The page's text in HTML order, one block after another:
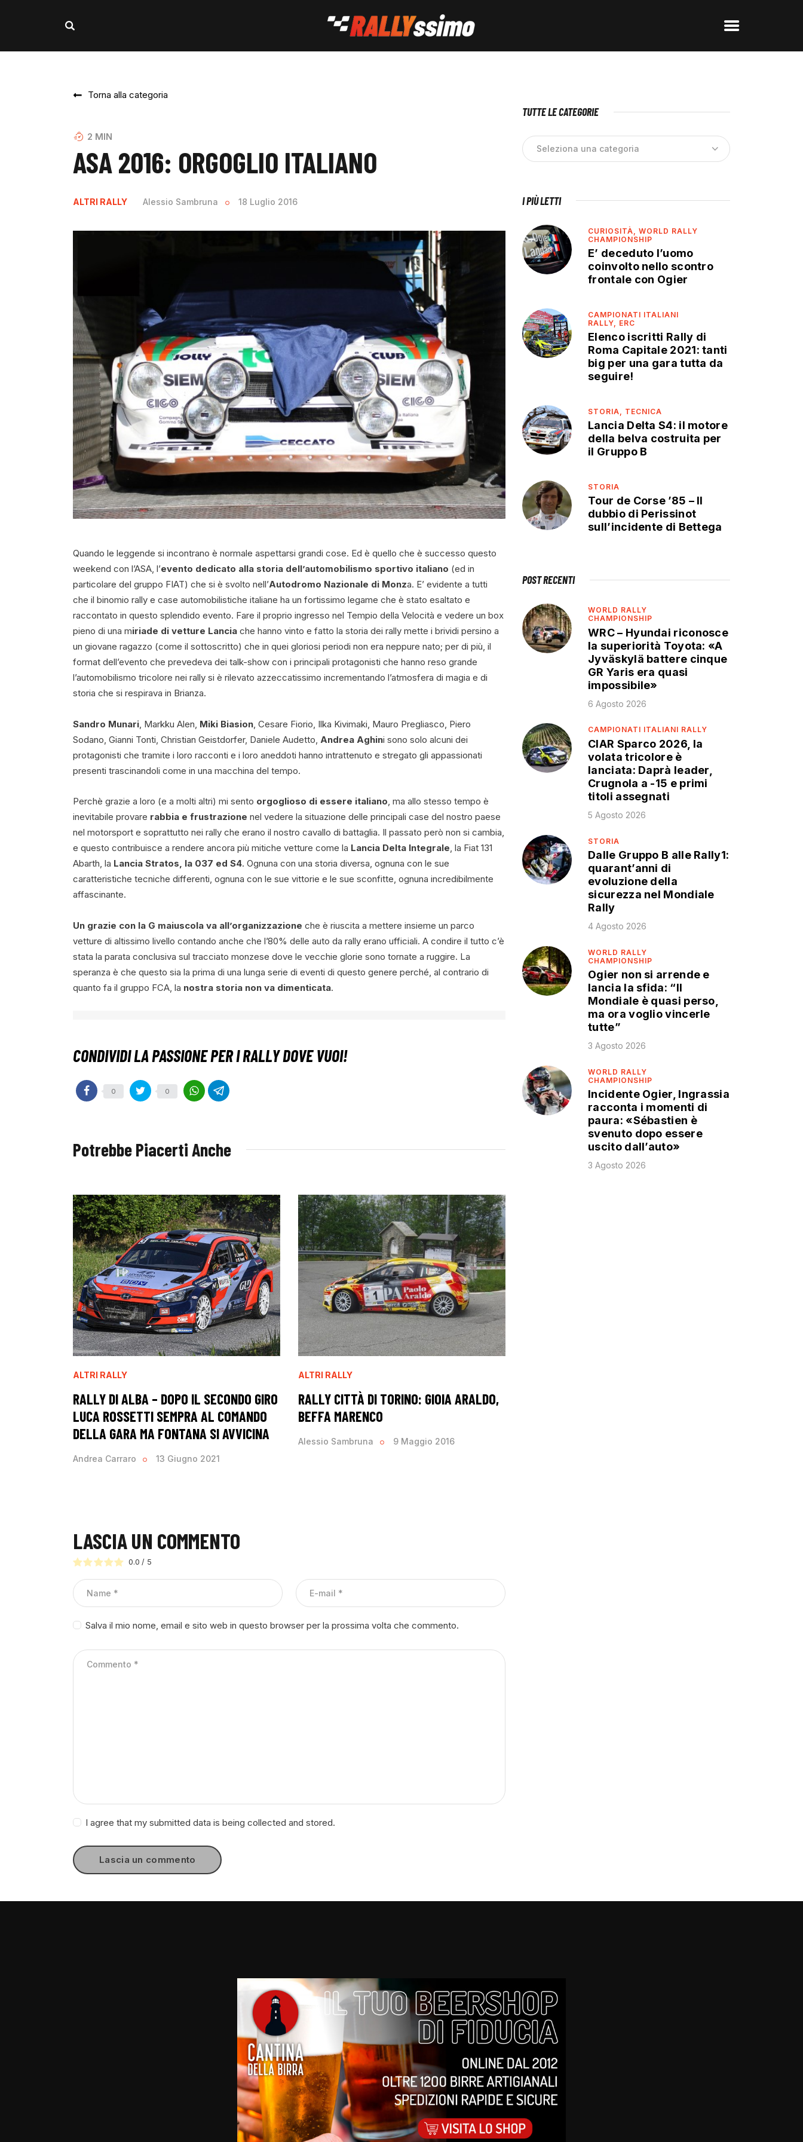
Torna alla categoria
2 MIN
ASA 2016: ORGOGLIO ITALIANO
ALTRI RALLY Alessio Sambruna 18 Luglio 2016
Quando le leggende si incontrano è normale aspettarsi grandi cose. Ed è quello che è successo questo
weekend con l’ASA, l’evento dedicato alla storia dell’automobilismo sportivo italiano (ed in
particolare del gruppo FIAT) che si è svolto nell’Autodromo Nazionale di Monza. E’ evidente a tutti
che il binomio rally e case automobilistiche italiane ha un fortissimo legame che è stato esaltato e
raccontato in questo splendido evento. Fare il proprio ingresso nel Tempio della Velocità e vedere un box
pieno di una miriade di vetture Lancia che hanno vinto e fatto la storia dei rally mette i brividi persino a
un giovane ragazzo (come il sottoscritto) che in quei gloriosi periodi non era neppure nato; per di più, il
format dell’evento che prevedeva dei talk-show con i principali protagonisti che hanno reso grande
l’automobilismo tricolore nei rally si è rilevato azzeccatissimo incrementando l’atmosfera di magia e di
storia che si respirava in Brianza.
Sandro Munari, Markku Alen, Miki Biasion, Cesare Fiorio, Ilka Kivimaki, Mauro Pregliasco, Piero
Sodano, Gianni Tonti, Christian Geistdorfer, Daniele Audetto, Andrea Aghini sono solo alcuni dei
protagonisti che tramite i loro racconti e i loro aneddoti hanno intrattenuto e stregato gli appassionati
presenti trascinandoli come in una macchina del tempo.
Perchè grazie a loro (e a molti altri) mi sento orgoglioso di essere italiano, ma allo stesso tempo è
inevitabile provare rabbia e frustrazione nel vedere la situazione delle principali case del nostro paese
nel motorsport e soprattutto nei rally che erano il nostro cavallo di battaglia. Il passato però non si cambia,
e questo contribuisce a rendere ancora più mitiche vetture come la Lancia Delta Integrale, la Fiat 131
Abarth, la Lancia Stratos, la 037 ed S4. Ognuna con una storia diversa, ognuna con le sue
caratteristiche tecniche differenti, ognuna con le sue vittorie e le sue sconfitte, ognuna incredibilmente
affascinante.
Un grazie con la G maiuscola va all’organizzazione che è riuscita a mettere insieme un parco
vetture di altissimo livello contando anche che l’80% delle auto da rally erano ufficiali. A condire il tutto c’è
stata la parata conclusiva sul tracciato monzese dove le vecchie glorie sono tornate a ruggire. La
speranza è che questo sia la prima di una lunga serie di eventi di questo genere perché, al contrario di
quanto fa il gruppo FCA, la nostra storia non va dimenticata.
0 0
Potrebbe Piacerti Anche
ALTRI RALLY
RALLY DI ALBA – DOPO IL SECONDO GIRO
LUCA ROSSETTI SEMPRA AL COMANDO
DELLA GARA MA FONTANA SI AVVICINA
Andrea Carraro 13 Giugno 2021
ALTRI RALLY
RALLY CITTÀ DI TORINO: GIOIA ARALDO,
BEFFA MARENCO
Alessio Sambruna 9 Maggio 2016
LASCIA UN COMMENTO
0.0 / 5
Salva il mio nome, email e sito web in questo browser per la prossima volta che commento.
I agree that my submitted data is being collected and stored.
TUTTE LE CATEGORIE
I PIÙ LETTI
CURIOSITÀ,WORLD RALLY
CHAMPIONSHIP
E’ deceduto l’uomo
coinvolto nello scontro
frontale con Ogier
CAMPIONATI ITALIANI
RALLY, ERC
Elenco iscritti Rally di
Roma Capitale 2021: tanti
big per una gara tutta da
seguire!
STORIA, TECNICA
Lancia Delta S4: il motore
della belva costruita per
il Gruppo B
STORIA
Tour de Corse ’85 – Il
dubbio di Perissinot
sull’incidente di Bettega
POST RECENTI
WORLD RALLY
CHAMPIONSHIP
WRC – Hyundai riconosce
la superiorità Toyota: «A
Jyväskylä battere cinque
GR Yaris era quasi
impossibile»
6 Agosto 2026
CAMPIONATI ITALIANI RALLY
CIAR Sparco 2026, la
volata tricolore è
lanciata: Daprà leader,
Crugnola a -15 e primi
titoli assegnati
5 Agosto 2026
STORIA
Dalle Gruppo B alle Rally1:
quarant’anni di
evoluzione della
sicurezza nel Mondiale
Rally
4 Agosto 2026
WORLD RALLY
CHAMPIONSHIP
Ogier non si arrende e
lancia la sfida: “Il
Mondiale è quasi perso,
ma ora voglio vincerle
tutte”
3 Agosto 2026
WORLD RALLY
CHAMPIONSHIP
Incidente Ogier, Ingrassia
racconta i momenti di
paura: «Sébastien è
svenuto dopo essere
uscito dall’auto»
3 Agosto 2026